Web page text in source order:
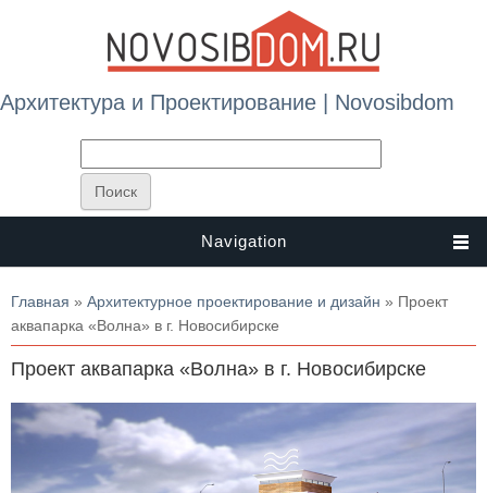
Архитектура и Проектирование | Novosibdom
Navigation
Вы здесь
Главная » Архитектурное проектирование и дизайн » Проект
аквапарка «Волна» в г. Новосибирске
Проект аквапарка «Волна» в г. Новосибирске